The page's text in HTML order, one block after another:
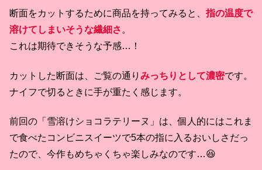
断面をカットするために商品を持ってみると、 指の温度で
溶けてしまいそうな繊細さ 。
これは期待できそうな予感…！
カットした断面は、ご覧の通り みっちりとして濃密です。
ナイフで切るときに手が重たく感じます。
前回の「雪溶けショコラテリーヌ」は、個人的にはこれま
で食べたコンビニスイーツで5本の指に入るおいしさだっ
たので、今作もめちゃくちゃ楽しみなのです…😆